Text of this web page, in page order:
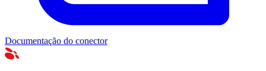
Documentação do conector